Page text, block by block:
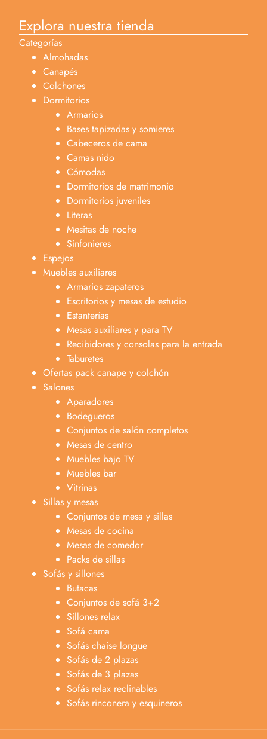
Explora nuestra tienda
Categorías
Almohadas
Canapés
Colchones
Dormitorios
Armarios
Bases tapizadas y somieres
Cabeceros de cama
Camas nido
Cómodas
Dormitorios de matrimonio
Dormitorios juveniles
Literas
Mesitas de noche
Sinfonieres
Espejos
Muebles auxiliares
Armarios zapateros
Escritorios y mesas de estudio
Estanterías
Mesas auxiliares y para TV
Recibidores y consolas para la entrada
Taburetes
Ofertas pack canape y colchón
Salones
Aparadores
Bodegueros
Conjuntos de salón completos
Mesas de centro
Muebles bajo TV
Muebles bar
Vitrinas
Sillas y mesas
Conjuntos de mesa y sillas
Mesas de cocina
Mesas de comedor
Packs de sillas
Sofás y sillones
Butacas
Conjuntos de sofá 3+2
Sillones relax
Sofá cama
Sofás chaise longue
Sofás de 2 plazas
Sofás de 3 plazas
Sofás relax reclinables
Sofás rinconera y esquineros
Lun-dom 9:00am-10pm
Atención al cliente